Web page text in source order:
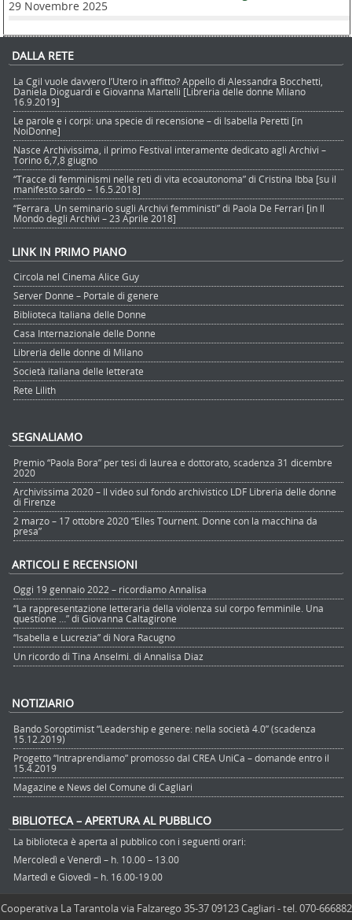
29 Novembre 2025
DALLA RETE
La Cgil vuole davvero l’Utero in affitto? Appello di Alessandra Bocchetti,
Daniela Dioguardi e Giovanna Martelli [Libreria delle donne Milano
16.9.2019]
Le parole e i corpi: una specie di recensione – di Isabella Peretti [in
NoiDonne]
Nasce Archivissima, il primo Festival interamente dedicato agli Archivi –
Torino 6,7,8 giugno
“Tracce di femminismi nelle reti di vita ecoautonoma” di Cristina Ibba [su il
manifesto sardo – 16.5.2018]
“Ferrara. Un seminario sugli Archivi femministi” di Paola De Ferrari [in Il
Mondo degli Archivi – 23 Aprile 2018]
LINK IN PRIMO PIANO
Circola nel Cinema Alice Guy
Server Donne – Portale di genere
Biblioteca Italiana delle Donne
Casa Internazionale delle Donne
Libreria delle donne di Milano
Società italiana delle letterate
Rete Lilith
SEGNALIAMO
Premio “Paola Bora” per tesi di laurea e dottorato, scadenza 31 dicembre
2020
Archivissima 2020 – Il video sul fondo archivistico LDF Libreria delle donne
di Firenze
2 marzo – 17 ottobre 2020 “Elles Tournent. Donne con la macchina da
presa”
ARTICOLI E RECENSIONI
Oggi 19 gennaio 2022 – ricordiamo Annalisa
“La rappresentazione letteraria della violenza sul corpo femminile. Una
questione …” di Giovanna Caltagirone
“Isabella e Lucrezia” di Nora Racugno
Un ricordo di Tina Anselmi. di Annalisa Diaz
NOTIZIARIO
Bando Soroptimist “Leadership e genere: nella società 4.0” (scadenza
15.12.2019)
Progetto “Intraprendiamo” promosso dal CREA UniCa – domande entro il
15.4.2019
Magazine e News del Comune di Cagliari
BIBLIOTECA – APERTURA AL PUBBLICO
La biblioteca è aperta al pubblico con i seguenti orari:
Mercoledì e Venerdì – h. 10.00 – 13.00
Martedì e Giovedì – h. 16.00-19.00
Cooperativa La Tarantola via Falzarego 35-37 09123 Cagliari - tel. 070-666882